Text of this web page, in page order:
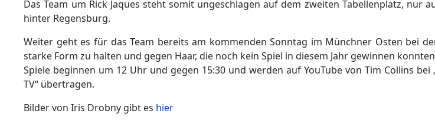
Das Team um Rick Jaques steht somit ungeschlagen auf dem zweiten Tabellenplatz, nur
hinter Regensburg.
Weiter geht es für das Team bereits am kommenden Sonntag im Münchner Osten bei
starke Form zu halten und gegen Haar, die noch kein Spiel in diesem Jahr gewinnen
Spiele beginnen um 12 Uhr und gegen 15:30 und werden auf YouTube von Tim Collins bei
TV“ übertragen.
Bilder von Iris Drobny gibt es hier